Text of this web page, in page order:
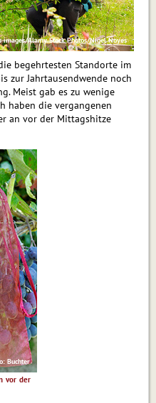
images/Alamy Stock Photos/Nigel Noyes
begehrtesten Standorte im
zur Jahrtausendwende noch
Meist gab es zu wenige
haben die vergangenen
an vor der Mittagshitze
Buchter
vor der